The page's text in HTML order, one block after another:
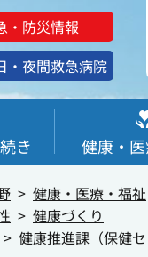
・防災情報
・夜間救急病院
き 健康・
健康・医療・福祉
健康づくり
健康推進課（保健セ